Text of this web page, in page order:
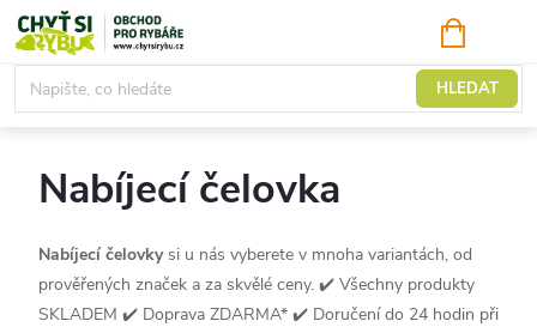
Přejít
na
obsah
HLEDAT
KOŠÍK
Čelovky a svítilny
Nabíjecí čelovka
Nabíjecí čelovky si u nás vyberete v mnoha variantách, od
prověřených značek a za skvělé ceny. ✔️ Všechny produkty
SKLADEM ✔️ Doprava ZDARMA* ✔️ Doručení do 24 hodin při